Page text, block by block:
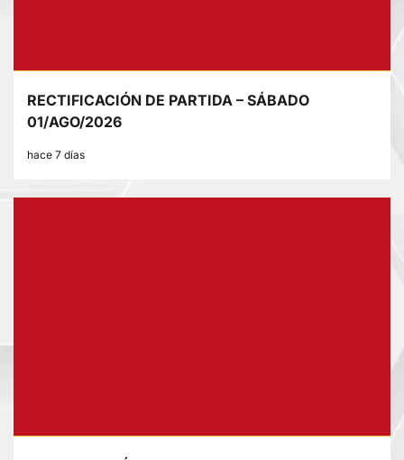
RECTIFICACIÓN DE PARTIDA – SÁBADO
01/AGO/2026
hace 7 días